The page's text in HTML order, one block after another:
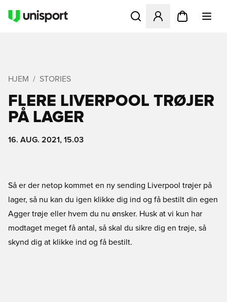
Åbner en Modal til at
HJEM STORIES
FLERE LIVERPOOL TRØJER
PÅ LAGER
16. AUG. 2021, 15.03
Så er der netop kommet en ny sending Liverpool trøjer på
lager, så nu kan du igen klikke dig ind og få bestilt din egen
Agger trøje eller hvem du nu ønsker. Husk at vi kun har
modtaget meget få antal, så skal du sikre dig en trøje, så
skynd dig at klikke ind og få bestilt.